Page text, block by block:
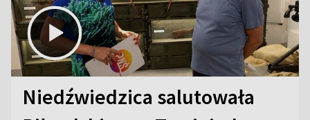
Niedźwiedzica salutowała